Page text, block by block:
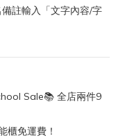
註輸入「文字內容/字
Sale📚 全店兩件9
櫃免運費！